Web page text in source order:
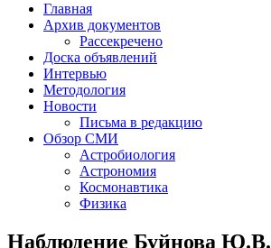
Главная
Архив документов
Рассекречено
Доска объявлений
Интервью
Методология
Новости
Письма в редакцию
Обзор СМИ
Астробиология
Астрономия
Космонавтика
Физика
Наблюдение Буйнова Ю.В.